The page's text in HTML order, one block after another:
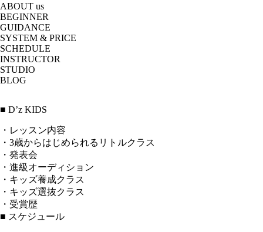
ABOUT us
BEGINNER
GUIDANCE
SYSTEM & PRICE
SCHEDULE
INSTRUCTOR
STUDIO
BLOG
■ D’z KIDS
・レッスン内容
・3歳からはじめられるリトルクラス
・発表会
・進級オーディション
・キッズ養成クラス
・キッズ選抜クラス
・受賞歴
■ スケジュール